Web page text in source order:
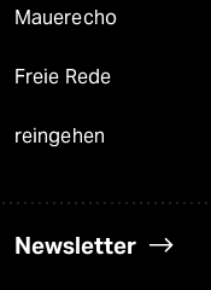
Mauerecho
Freie Rede
reingehen
Newsletter